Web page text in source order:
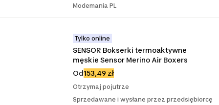
Modemania PL
Tylko online
SENSOR Bokserki termoaktywne
męskie Sensor Merino Air Boxers
Od153,49 zł
Otrzymaj pojutrze
Sprzedawane i wysłane przez przedsiębiorcę